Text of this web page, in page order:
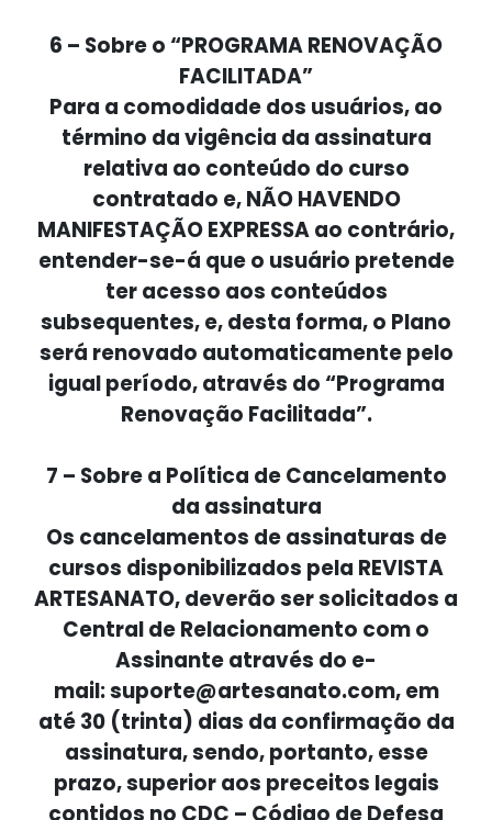
6 – Sobre o “PROGRAMA RENOVAÇÃO
FACILITADA”
Para a comodidade dos usuários, ao
término da vigência da assinatura
relativa ao conteúdo do curso
contratado e, NÃO HAVENDO
MANIFESTAÇÃO EXPRESSA ao contrário,
entender-se-á que o usuário pretende
ter acesso aos conteúdos
subsequentes, e, desta forma, o Plano
será renovado automaticamente pelo
igual período, através do “Programa
Renovação Facilitada”.
7 – Sobre a Política de Cancelamento
da assinatura
Os cancelamentos de assinaturas de
cursos disponibilizados pela REVISTA
ARTESANATO, deverão ser solicitados a
Central de Relacionamento com o
Assinante através do e-
mail:suporte@artesanato.com, em
até 30 (trinta) dias da confirmação da
assinatura, sendo, portanto, esse
prazo, superior aos preceitos legais
contidos no CDC – Código de Defesa